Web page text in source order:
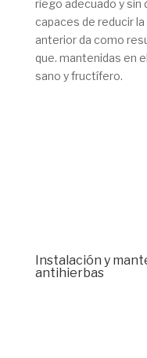
riego adecuado y sin
capaces de reducir
anterior da como
que. mantenidas en
sano y fructífero.
Instalación y
antihierbas